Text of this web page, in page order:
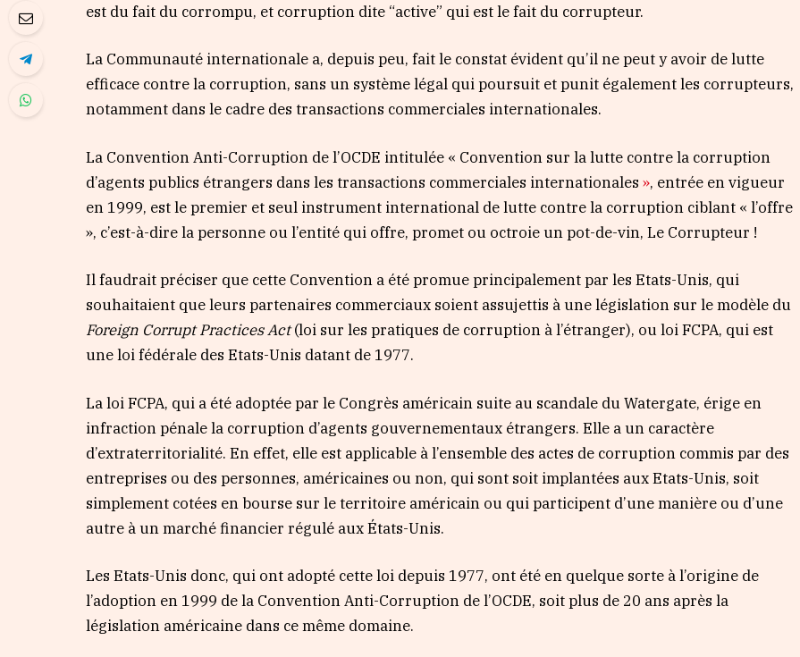
est du fait du corrompu, et corruption dite “active” qui est le fait du corrupteur.
La Communauté internationale a, depuis peu, fait le constat évident qu’il ne peut y avoir de lutte
efficace contre la corruption, sans un système légal qui poursuit et punit également les corrupteurs,
notamment dans le cadre des transactions commerciales internationales.
La Convention Anti-Corruption de l’OCDE intitulée « Convention sur la lutte contre la corruption
d’agents publics étrangers dans les transactions commerciales internationales», entrée en vigueur
en 1999, est le premier et seul instrument international de lutte contre la corruption ciblant « l’offre
», c’est-à-dire la personne ou l’entité qui offre, promet ou octroie un pot-de-vin, Le Corrupteur !
Il faudrait préciser que cette Convention a été promue principalement par les Etats-Unis, qui
souhaitaient que leurs partenaires commerciaux soient assujettis à une législation sur le modèle du
Foreign Corrupt Practices Act(loi sur les pratiques de corruption à l’étranger), ou loi FCPA, qui est
une loi fédérale des Etats-Unis datant de 1977.
La loi FCPA, qui a été adoptée par le Congrès américain suite au scandale du Watergate, érige en
infraction pénale la corruption d’agents gouvernementaux étrangers. Elle a un caractère
d’extraterritorialité. En effet, elle est applicable à l’ensemble des actes de corruption commis par des
entreprises ou des personnes, américaines ou non, qui sont soit implantées aux Etats-Unis, soit
simplement cotées en bourse sur le territoire américain ou qui participent d’une manière ou d’une
autre à un marché financier régulé aux États-Unis.
Les Etats-Unis donc, qui ont adopté cette loi depuis 1977, ont été en quelque sorte à l’origine de
l’adoption en 1999 de la Convention Anti-Corruption de l’OCDE, soit plus de 20 ans après la
législation américaine dans ce même domaine.